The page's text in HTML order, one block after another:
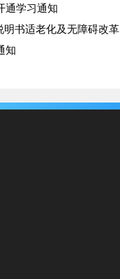
通学习通知
书适老化及无障碍改革
知